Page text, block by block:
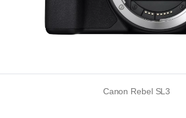
Canon Rebel SL3